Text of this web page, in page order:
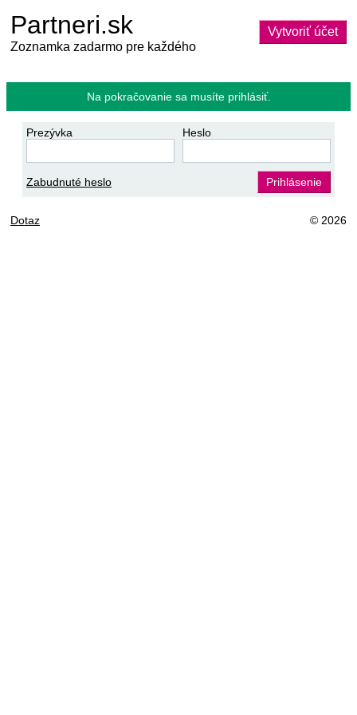
Partneri.sk
Zoznamka zadarmo pre každého
Vytvoriť účet
Na pokračovanie sa musíte prihlásiť.
Prezývka Heslo
Zabudnuté heslo Prihlásenie
Dotaz © 2026